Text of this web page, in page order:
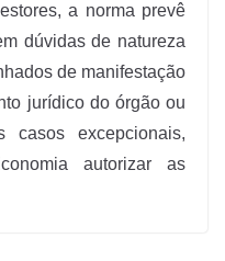
a norma prevê
dúvidas de natureza
de manifestação
jurídico do órgão ou
casos excepcionais,
autorizar as